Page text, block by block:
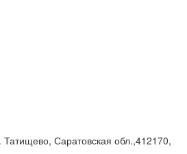
Саратовская обл.,412170,